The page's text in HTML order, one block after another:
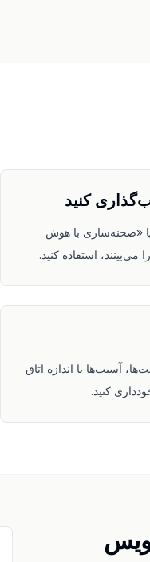
کنید
«صحنه‌سازی با هوش
استفاده کنید.
آسیب‌ها یا اندازه اتاق
کنید.